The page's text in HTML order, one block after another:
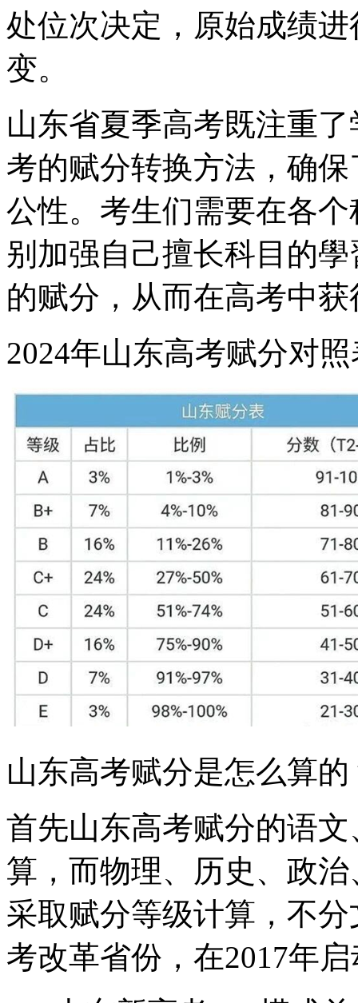
处位次决定，原始成绩
变。
山东省夏季高考既注重
考的赋分转换方法，确
公性。考生们需要在各
别加强自己擅长科目的
的赋分，从而在高考中
2024年山东高考赋分对
山东高考赋分是怎么算的
首先山东高考赋分的语
算，而物理、历史、政
采取赋分等级计算，不
考改革省份，在2017年